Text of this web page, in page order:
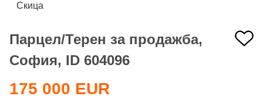
Скица
Парцел/Терен за продажба,
София, ID 604096
175 000 EUR